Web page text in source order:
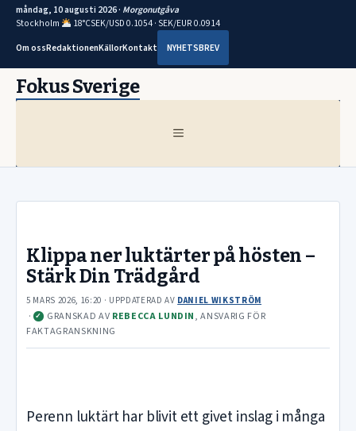
måndag, 10 augusti 2026 · Morgonutgåva
Stockholm
18°CSEK/USD 0.1054 · SEK/EUR 0.0914
Om ossRedaktionenKällorKontakt NYHETSBREV
Hoppa
tillFokus Sverige
MENY
Klippa ner luktärter på hösten –
Stärk Din Trädgård
5 MARS 2026, 16:20 · UPPDATERADAV DANIEL WIKSTRÖM
· ✓ GRANSKAD AV REBECCA LUNDIN, ANSVARIG FÖR
FAKTAGRANSKNING
Perenn luktärt har blivit ett givet inslag i många